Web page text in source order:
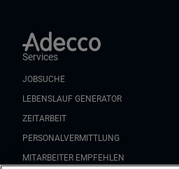
Services
JOBSUCHE
LEBENSLAUF GENERATOR
ZEITARBEIT
PERSONALVERMITTLUNG
MITARBEITER EMPFEHLEN